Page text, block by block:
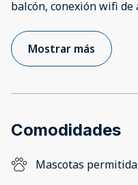
balcón, conexión wifi de
Mostrar más
Comodidades
Mascotas